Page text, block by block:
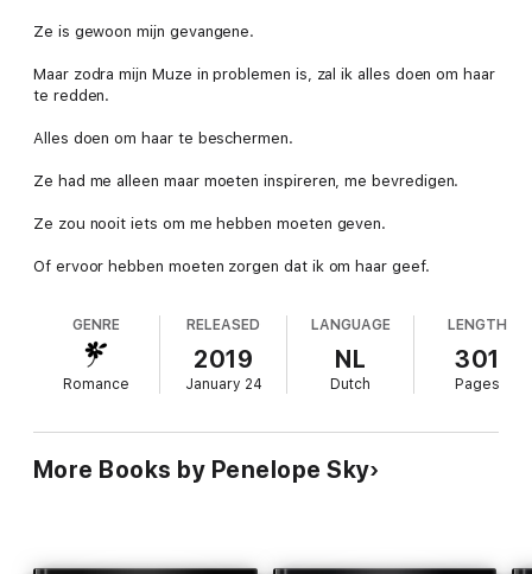
Ze is gewoon mijn gevangene.
Maar zodra mijn Muze in problemen is, zal ik alles doen om haar
te redden.
Alles doen om haar te beschermen.
Ze had me alleen maar moeten inspireren, me bevredigen.
Ze zou nooit iets om me hebben moeten geven.
Of ervoor hebben moeten zorgen dat ik om haar geef.
GENRE
Romance
RELEASED
2019
January 24
LANGUAGE
NL
Dutch
LENGTH
301
Pages
More Books by Penelope Sky